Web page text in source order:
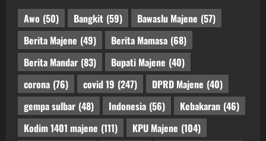
Awo (50) Bangkit (59) Bawaslu Majene (57)
Berita Majene (49) Berita Mamasa (68)
Berita Mandar (83) Bupati Majene (40)
corona (76) covid 19 (247) DPRD Majene (40)
gempa sulbar (48) Indonesia (56) Kebakaran (46)
Kodim 1401 majene (111) KPU Majene (104)